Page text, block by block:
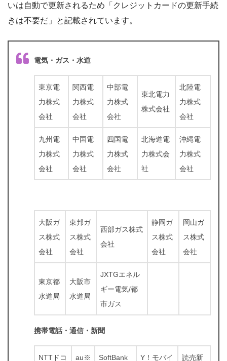
いは自動で更新されるため「クレジットカードの更新手続
きは不要だ」と記載されています。
電気・ガス・水道
東京電
力株式
会社
関西電
力株式
会社
中部電
力株式
会社
東北電力
株式会社
北陸電
力株式
会社
九州電
力株式
会社
中国電
力株式
会社
四国電
力株式
会社
北海道電
力株式会
社
沖縄電
力株式
会社
大阪ガ
ス株式
会社
東邦ガ
ス株式
会社
西部ガス株式
会社
静岡ガ
ス株式
会社
岡山ガ
ス株式
会社
東京都
水道局
大阪市
水道局
JXTGエネル
ギー電気/都
市ガス
携帯電話・通信・新聞
NTTドコ au※ SoftBank Y！モバイ 読売新